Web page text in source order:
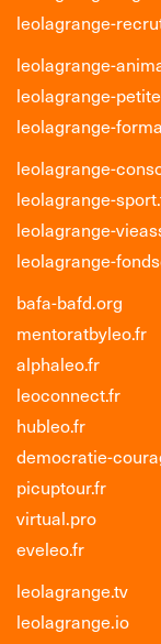
leolagrange-
leolagrange-
leolagrange-
leolagrange-
leolagrange-
leolagrange-
leolagrange-
leolagrange-
bafa-bafd.org
mentoratbyleo.fr
alphaleo.fr
leoconnect.fr
hubleo.fr
democratie-
picuptour.fr
virtual.pro
eveleo.fr
leolagrange.tv
leolagrange.io